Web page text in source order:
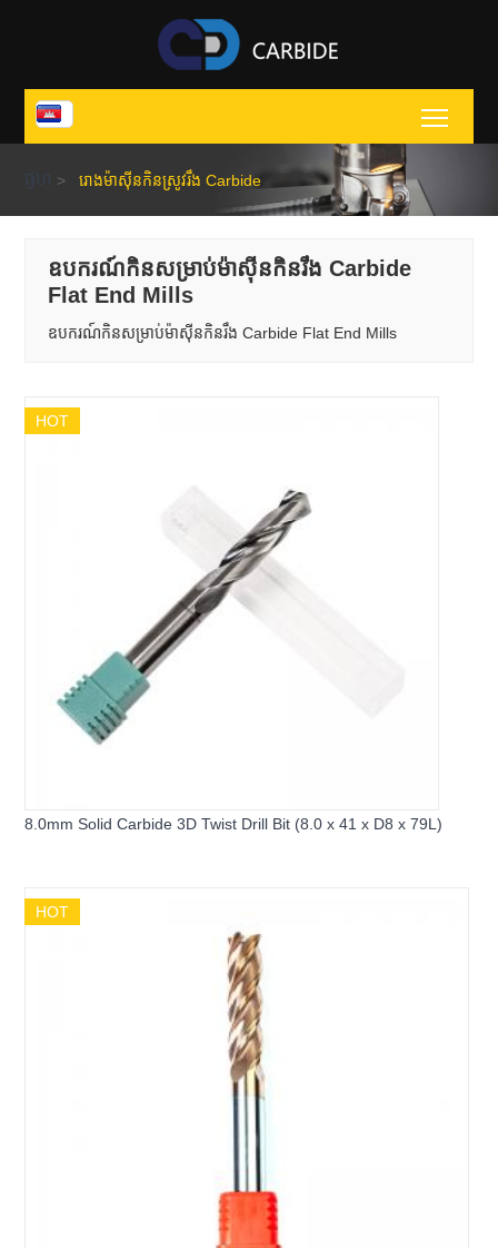
ផ្ទហ > រោងម៉ាស៊ីនកិនស្រូវរឹង Carbide
ឧបករណ៍កិនសម្រាប់ម៉ាស៊ីនកិនរឹង Carbide
Flat End Mills
ឧបករណ៍កិនសម្រាប់ម៉ាស៊ីនកិនរឹង Carbide Flat End Mills
HOT
8.0mm Solid Carbide 3D Twist Drill Bit (8.0 x 41 x D8 x 79L)
HOT